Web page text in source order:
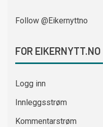
Follow @Eikernyttno
FOR EIKERNYTT.NO
Logg inn
Innleggsstrøm
Kommentarstrøm